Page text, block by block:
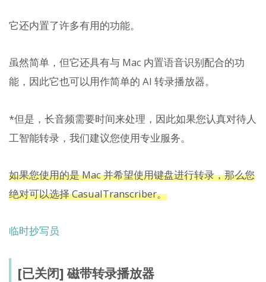
它还内置了许多有用的功能。
虽然简单，但它还具有与 Mac 内置语音识别配合的功
能，因此它也可以用作简单的 AI 转录播放器。
*但是，长音频需要时间来处理，因此如果您认真对待人
工智能转录，我们建议您使用专业服务。
如果您使用的是 Mac 并希望使用键盘进行转录，那么您
绝对可以选择 CasualTranscriber。
临时抄写员
[已关闭] 磁带转录播放器